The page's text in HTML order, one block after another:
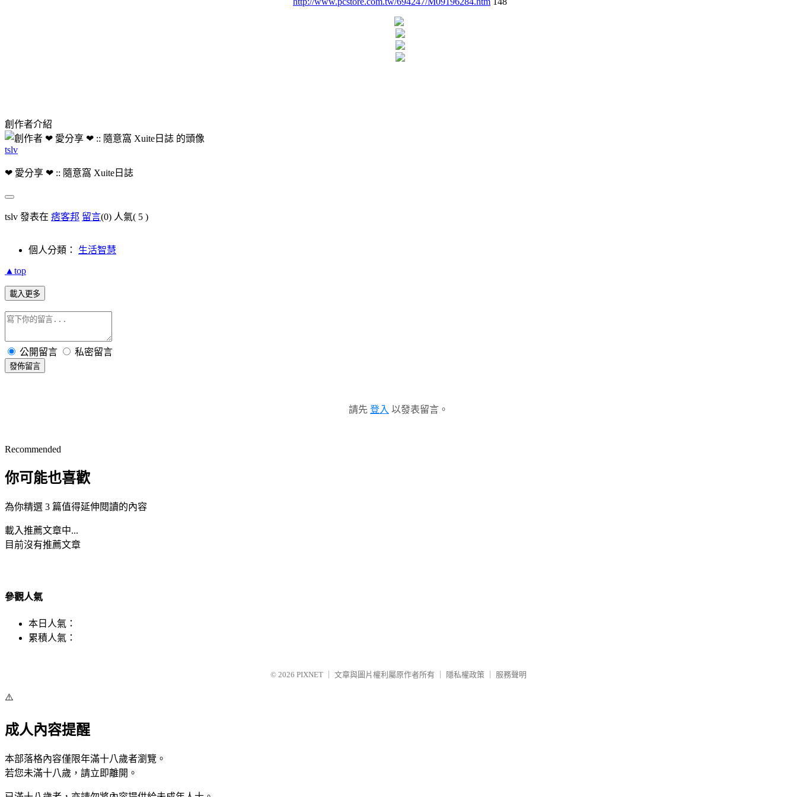
創作者介紹
tslv
❤ 愛分享 ❤ :: 隨意窩 Xuite日誌
tslv 發表在 痞客邦 留言(0) 人氣( 5 )
個人分類： 生活智慧
▲top
載入更多
公開留言 私密留言
發佈留言
請先 登入 以發表留言。
Recommended
你可能也喜歡
為你精選 3 篇值得延伸閱讀的內容
載入推薦文章中...
目前沒有推薦文章
參觀人氣
本日人氣：
累積人氣：
© 2026 PIXNET 文章與圖片權利屬原作者所有 隱私權政策 服務聲明
⚠️
成人內容提醒
本部落格內容僅限年滿十八歲者瀏覽。
若您未滿十八歲，請立即離開。